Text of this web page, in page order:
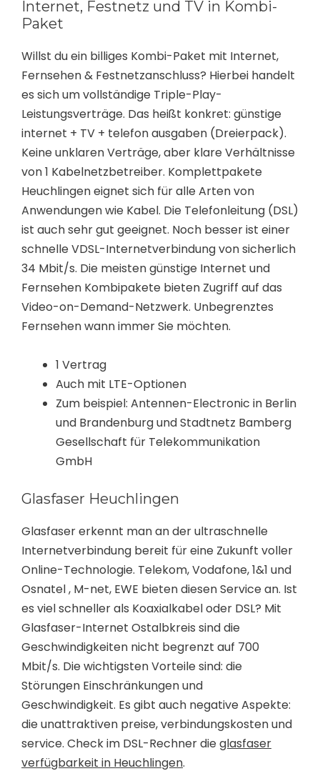
Internet, Festnetz und TV in Kombi-
Paket
Willst du ein billiges Kombi-Paket mit Internet,
Fernsehen & Festnetzanschluss? Hierbei handelt
es sich um vollständige Triple-Play-
Leistungsverträge. Das heißt konkret: günstige
internet + TV + telefon ausgaben (Dreierpack).
Keine unklaren Verträge, aber klare Verhältnisse
von 1 Kabelnetzbetreiber. Komplettpakete
Heuchlingen eignet sich für alle Arten von
Anwendungen wie Kabel. Die Telefonleitung (DSL)
ist auch sehr gut geeignet. Noch besser ist einer
schnelle VDSL-Internetverbindung von sicherlich
34 Mbit/s. Die meisten günstige Internet und
Fernsehen Kombipakete bieten Zugriff auf das
Video-on-Demand-Netzwerk. Unbegrenztes
Fernsehen wann immer Sie möchten.
1 Vertrag
Auch mit LTE-Optionen
Zum beispiel: Antennen-Electronic in Berlin
und Brandenburg und Stadtnetz Bamberg
Gesellschaft für Telekommunikation
GmbH
Glasfaser Heuchlingen
Glasfaser erkennt man an der ultraschnelle
Internetverbindung bereit für eine Zukunft voller
Online-Technologie. Telekom, Vodafone, 1&1 und
Osnatel , M-net, EWE bieten diesen Service an. Ist
es viel schneller als Koaxialkabel oder DSL? Mit
Glasfaser-Internet Ostalbkreis sind die
Geschwindigkeiten nicht begrenzt auf 700
Mbit/s. Die wichtigsten Vorteile sind: die
Störungen Einschränkungen und
Geschwindigkeit. Es gibt auch negative Aspekte:
die unattraktiven preise, verbindungskosten und
service. Check im DSL-Rechner dieglasfaser
verfügbarkeit in Heuchlingen.